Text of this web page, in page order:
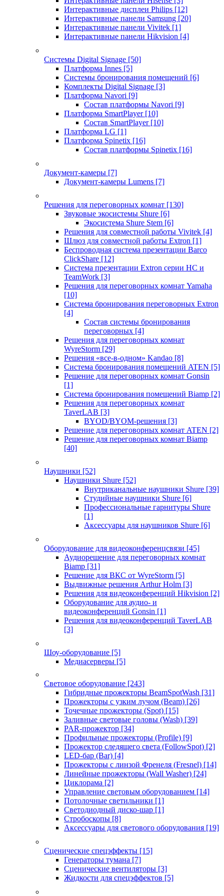
Интерактивные дисплеи Philips [12]
Интерактивные панели Samsung [20]
Интерактивные панели Vivitek [1]
Интерактивные панели Hikvision [4]
Системы Digital Signage [50]
Платформа Innes [5]
Системы бронирования помещений [6]
Комплекты Digital Signage [3]
Платформа Navori [9]
Состав платформы Navori [9]
Платформа SmartPlayer [10]
Состав SmartPlayer [10]
Платформа LG [1]
Платформа Spinetix [16]
Состав платформы Spinetix [16]
Документ-камеры [7]
Документ-камеры Lumens [7]
Решения для переговорных комнат [130]
Звуковые экосистемы Shure [6]
Экосистема Shure Stem [6]
Решения для совместной работы Vivitek [4]
Шлюз для совместной работы Extron [1]
Беспроводная система презентации Barco
ClickShare [12]
Система презентации Extron серии HC и
TeamWork [3]
Решения для переговорных комнат Yamaha
[10]
Система бронирования переговорных Extron
[4]
Состав системы бронирования
переговорных [4]
Решения для переговорных комнат
WyreStorm [29]
Решения «все-в-одном» Kandao [8]
Система бронирования помещений ATEN [5]
Решение для переговорных комнат Gonsin
[1]
Система бронирования помещений Biamp [2]
Решения для переговорных комнат
TaverLAB [3]
BYOD/BYOM-решения [3]
Решение для переговорных комнат ATEN [2]
Решение для переговорных комнат Biamp
[40]
Наушники [52]
Наушники Shure [52]
Внутриканальные наушники Shure [39]
Студийные наушники Shure [6]
Профессиональные гарнитуры Shure
[1]
Аксессуары для наушников Shure [6]
Оборудование для видеоконференцсвязи [45]
Аудиорешение для переговорных комнат
Biamp [31]
Решение для ВКС от WyreStorm [5]
Выдвижные решения Arthur Holm [3]
Решения для видеоконференций Hikvision [2]
Оборудование для аудио- и
видеоконференций Gonsin [1]
Решения для видеоконференций TaverLAB
[3]
Шоу-оборудование [5]
Медиасерверы [5]
Световое оборудование [243]
Гибридные прожекторы BeamSpotWash [31]
Прожекторы с узким лучом (Beam) [26]
Точечные прожекторы (Spot) [15]
Заливные световые головы (Wash) [39]
PAR-прожектор [34]
Профильные прожекторы (Profile) [9]
Прожектор следящего света (FollowSpot) [2]
LED-бар (Bar) [4]
Прожекторы с линзой Френеля (Fresnel) [14]
Линейные прожекторы (Wall Washer) [24]
Циклорама [2]
Управление световым оборудованием [14]
Потолочные светильники [1]
Светодиодный диско-шар [1]
Стробоскопы [8]
Аксессуары для светового оборудования [19]
Сценические спецэффекты [15]
Генераторы тумана [7]
Сценические вентиляторы [3]
Жидкости для спецэффектов [5]